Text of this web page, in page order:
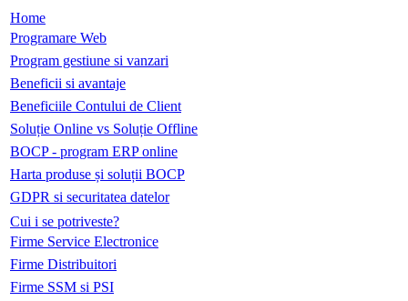
Home
Programare Web
Program gestiune si vanzari
Beneficii si avantaje
Beneficiile Contului de Client
Soluție Online vs Soluție Offline
BOCP - program ERP online
Harta produse și soluții BOCP
GDPR si securitatea datelor
Cui i se potriveste?
Firme Service Electronice
Firme Distribuitori
Firme SSM si PSI